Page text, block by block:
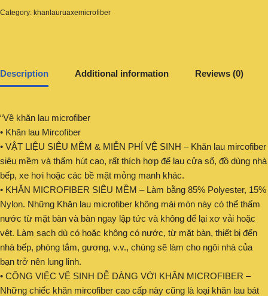
Category: khanlauruaxemicrofiber
Description Additional information Reviews (0)
“Về khăn lau microfiber
• Khăn lau Mircofiber
• VẬT LIỆU SIÊU MỀM & MIỄN PHÍ VỆ SINH – Khăn lau mircofiber
siêu mềm và thấm hút cao, rất thích hợp để lau cửa sổ, đồ dùng nhà
bếp, xe hơi hoặc các bề mặt mỏng manh khác.
• KHĂN MICROFIBER SIÊU MỀM – Làm bằng 85% Polyester, 15%
Nylon. Những Khăn lau microfiber không mài mòn này có thể thấm
nước từ mặt bàn và bàn ngay lập tức và không để lại xơ vải hoặc
vệt. Làm sạch dù có hoặc không có nước, từ mặt bàn, thiết bị đến
nhà bếp, phòng tắm, gương, v.v., chúng sẽ làm cho ngôi nhà của
bạn trở nên lung linh.
• CÔNG VIỆC VỆ SINH DỄ DÀNG VỚI KHĂN MICROFIBER –
Những chiếc khăn mircofiber cao cấp này cũng là loại khăn lau bát